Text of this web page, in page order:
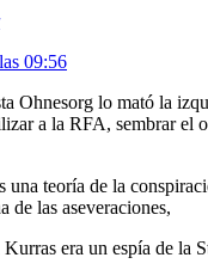
09:56
Ohnesorg lo mató la
a la RFA, sembrar el
una teoría de la
de las aseveraciones,
era un espía de la